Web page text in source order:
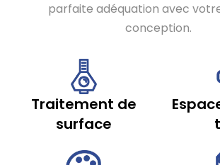
parfaite adéquation avec
conception.
Traitement de
surface